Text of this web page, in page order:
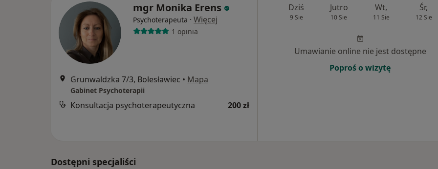
mgr Monika Erens
Psychoterapeuta · Więcej
1 opinia
Grunwaldzka 7/3, Bolesławiec • Mapa
Gabinet Psychoterapii
Konsultacja psychoterapeutyczna 200 zł
Dziś
9 Sie
Jutro
10 Sie
Wt,
11 Sie
Śr,
12 Sie
Umawianie online nie jest dostępne
Poproś o wizytę
Dostępni specjaliści